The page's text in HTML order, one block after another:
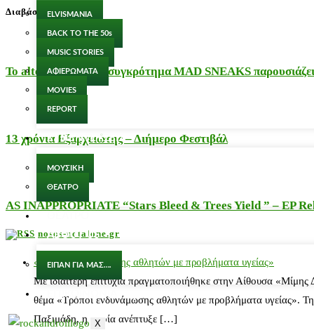
ELVISMANIA
BACK TO THE 50s
MUSIC STORIES
ΑΦΙΕΡΩΜΑΤΑ
MOVIES
REPORT
ΣΥΝΕΝΤΕΥΞΕΙΣ
ΜΟΥΣΙΚΗ
ΘΕΑΤΡΟ
ABOUT US
ΕΙΠΑΝ ΓΙΑ ΜΑΣ….
ΕΠΙΚΟΙΝΩΝΙΑ
X
Διαβάστε…
Το alternative rock συγκρότημα MAD SNEAKS
13 χρόνια Εξαρχειώτης – Διήμερο Φεστιβάλ
AS INAPPROPRIATE “Stars Bleed & Trees Yield ” – EP
nosos-notalone.gr
«Τρόποι ενδυνάμωσης αθλητών με προβλήματα υγείας»
Με ιδιαίτερη επιτυχία πραγματοποιήθηκε στην Αίθουσα
θέμα «Τρόποι ενδυνάμωσης αθλητών με προβλήματα υγείας».
Παξιμάδη, η οποία ανέπτυξε […]